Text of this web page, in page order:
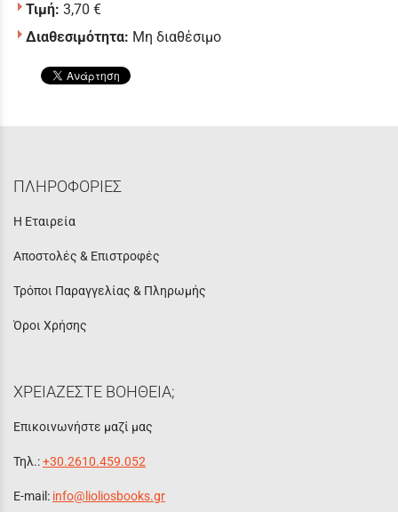
Τιμή: 3,70 €
Διαθεσιμότητα: Μη διαθέσιμο
ΠΛΗΡΟΦΟΡΙΕΣ
Η Εταιρεία
Αποστολές & Επιστροφές
Τρόποι Παραγγελίας & Πληρωμής
Όροι Χρήσης
ΧΡΕΙΑΖΕΣΤΕ ΒΟΗΘΕΙΑ;
Επικοινωνήστε μαζί μας
Τηλ.:+30.2610.459.052
E-mail: info@lioliosbooks.gr